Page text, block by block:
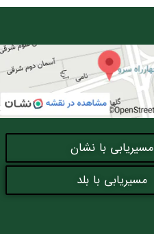
مسیریابی با نشان
مسیریابی با بلد